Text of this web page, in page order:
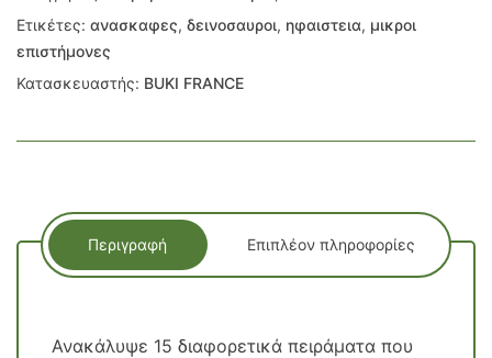
Ετικέτες: ανασκαφες, δεινοσαυροι, ηφαιστεια, μικροι
επιστήμονες
Κατασκευαστής: BUKI FRANCE
Περιγραφή Επιπλέον πληροφορίες
Ανακάλυψε 15 διαφορετικά πειράματα που